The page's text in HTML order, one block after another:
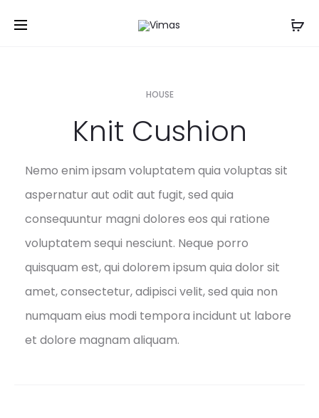
HOUSE
Knit Cushion
Nemo enim ipsam voluptatem quia voluptas sit
aspernatur aut odit aut fugit, sed quia
consequuntur magni dolores eos qui ratione
voluptatem sequi nesciunt. Neque porro
quisquam est, qui dolorem ipsum quia dolor sit
amet, consectetur, adipisci velit, sed quia non
numquam eius modi tempora incidunt ut labore
et dolore magnam aliquam.